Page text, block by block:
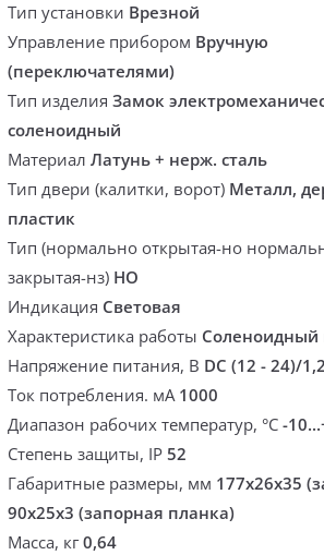
Тип установки Врезной
Управление прибором Вручную
(переключателями)
Тип изделияЗамок
соленоидный
МатериалЛатунь + нерж. сталь
Тип двери (калитки, ворот) Металл,
пластик
Тип (нормально открытая-но
закрытая-нз) НО
Индикация Световая
Характеристика работы Соленоидный
Напряжение питания, В DC (12 - 24)/
Ток потребления. мА 1000
Диапазон рабочих температур, °С-
Степень защиты, IP52
Габаритные размеры, мм 177х26х35
90х25х3 (запорная планка)
Масса, кг0,64